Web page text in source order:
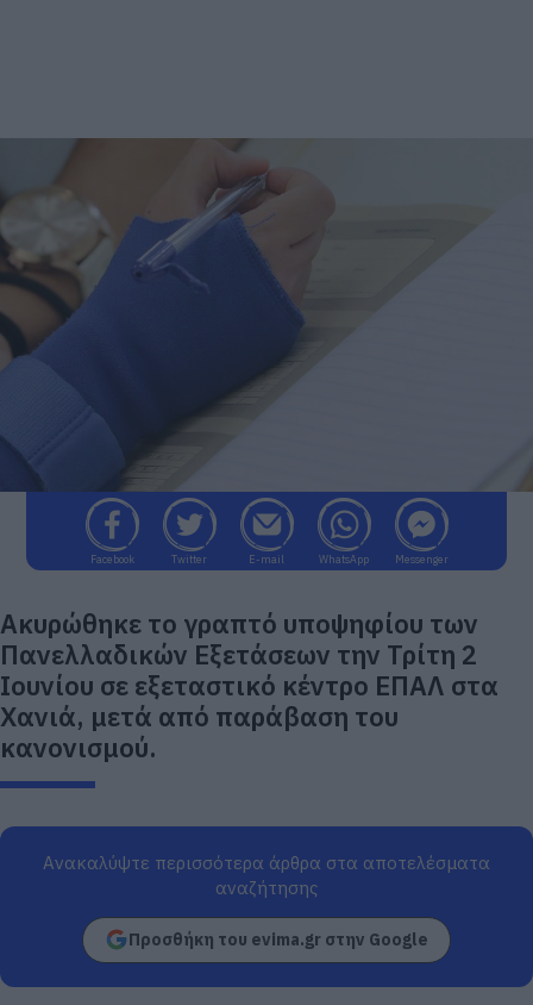
Facebook Twitter E-mail WhatsApp Messenger
Ακυρώθηκε το γραπτό υποψηφίου των
Πανελλαδικών Εξετάσεων την Τρίτη 2
Ιουνίου σε εξεταστικό κέντρο ΕΠΑΛ στα
Χανιά, μετά από παράβαση του
κανονισμού.
Ανακαλύψτε περισσότερα άρθρα στα αποτελέσματα
αναζήτησης
Προσθήκη του evima.gr στην Google